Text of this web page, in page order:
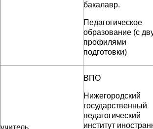
бакалавр.
Педагогическое
образование (с
профилями
подготовки)
ВПО
Нижегородский
государственный
педагогический
институт